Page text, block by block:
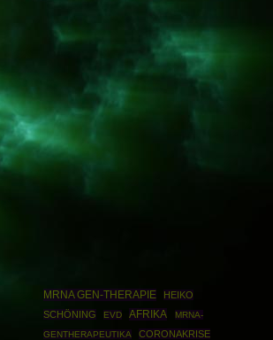
MRNA GEN-THERAPIE
HEIKO
SCHÖNING
EVD AFRIKA
MRNA-
GENTHERAPEUTIKA
CORONAKRISE